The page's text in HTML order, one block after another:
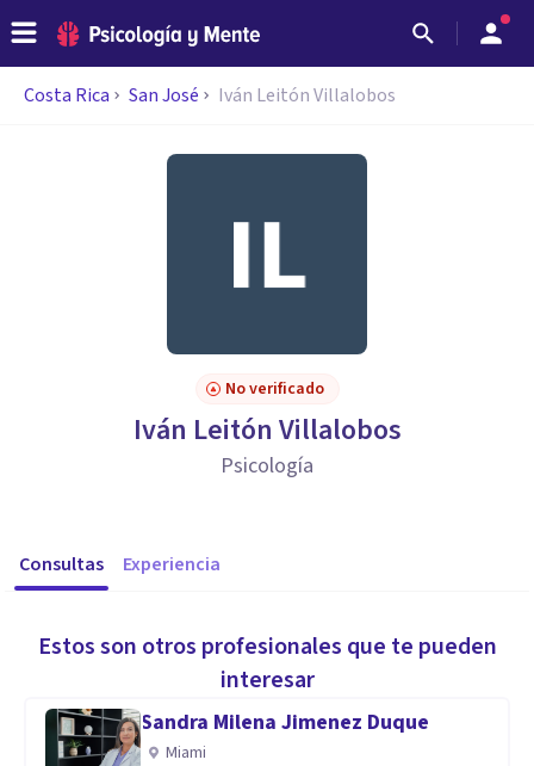
Costa Rica San José Iván Leitón Villalobos
No verificado
Iván Leitón Villalobos
Psicología
Consultas Experiencia
Estos son otros profesionales que te pueden
interesar
Sandra Milena Jimenez Duque
Miami